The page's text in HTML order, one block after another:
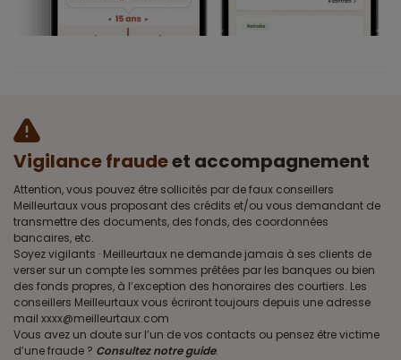
Vigilance fraudeet accompagnement
Attention, vous pouvez être sollicités par de faux conseillers
Meilleurtaux vous proposant des crédits et/ou vous demandant de
transmettre des documents, des fonds, des coordonnées
bancaires, etc.
Soyez vigilants · Meilleurtaux ne demande jamais à ses clients de
verser sur un compte les sommes prêtées par les banques ou bien
des fonds propres, à l’exception des honoraires des courtiers. Les
conseillers Meilleurtaux vous écriront toujours depuis une adresse
mail xxxx@meilleurtaux.com
Vous avez un doute sur l’un de vos contacts ou pensez être victime
d’une fraude ? Consultez notre guide.